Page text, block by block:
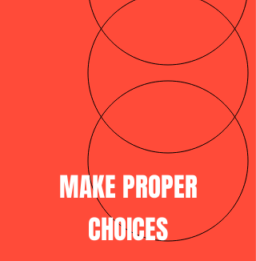
MAKE PROPER
CHOICES